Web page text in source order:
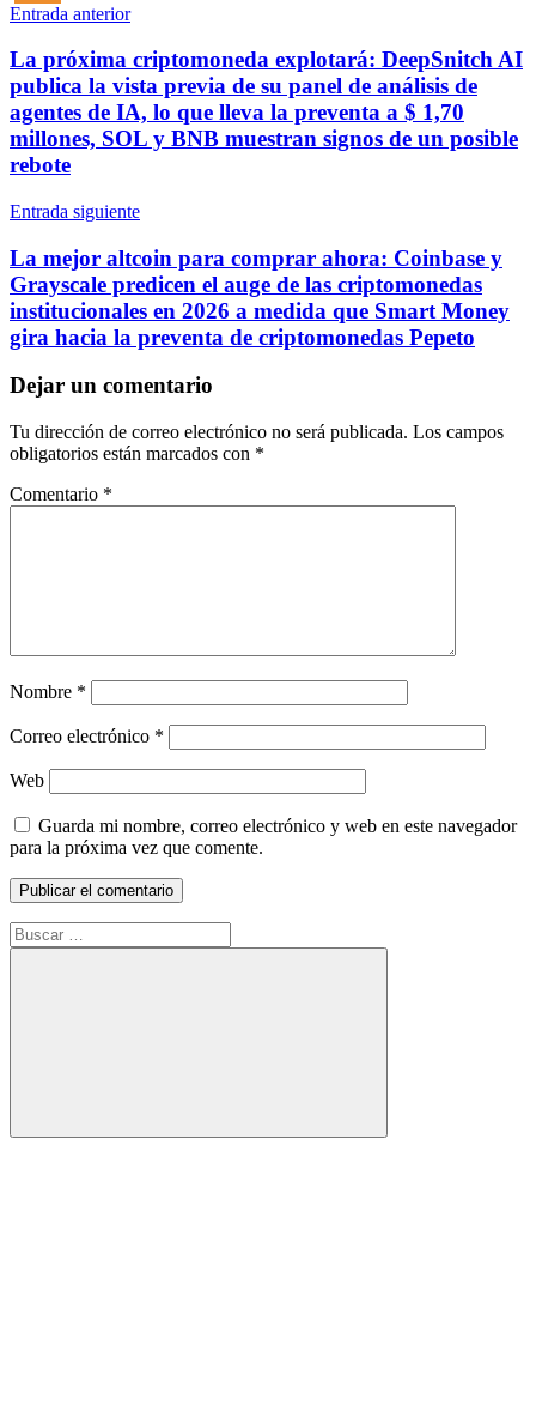
Navegación
de
entradas
Entrada anterior
La próxima criptomoneda explotará: DeepSnitch AI
publica la vista previa de su panel de análisis de
agentes de IA, lo que lleva la preventa a $ 1,70
millones, SOL y BNB muestran signos de un posible
rebote
Entrada siguiente
La mejor altcoin para comprar ahora: Coinbase y
Grayscale predicen el auge de las criptomonedas
institucionales en 2026 a medida que Smart Money
gira hacia la preventa de criptomonedas Pepeto
Dejar un comentario
Tu dirección de correo electrónico no será publicada. Los campos
obligatorios están marcados con *
Comentario *
Nombre *
Correo electrónico *
Web
Guarda mi nombre, correo electrónico y web en este navegador
para la próxima vez que comente.
Buscar:
Buscar